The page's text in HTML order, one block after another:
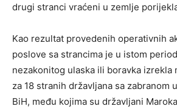
drugi stranci vraćeni u zemlje
Kao rezultat provedenih operativnih
poslove sa strancima je u istom
nezakonitog ulaska ili boravka
za 18 stranih državljana sa zabranom
BiH, među kojima su državljani